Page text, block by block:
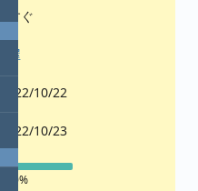
今すぐ
門屋
2022/10/22
2022/10/23
100%